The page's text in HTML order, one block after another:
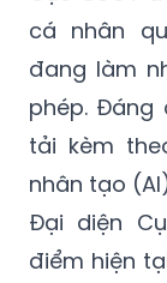
cá nhân
đang làm
phép. Đáng
tải kèm
nhân tạo
Đại diện
điểm hiện